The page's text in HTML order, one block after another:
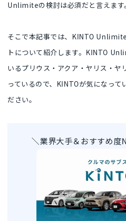
Unlimiteの検討は必須だと言えます。
そこで本記事では、 KINTO
トについて紹介 します。KINTO
いるプリウス・アクア・ヤリス・ヤ
っているので、KINTOが気になって
ださい。
＼業界大手＆おすすめ度